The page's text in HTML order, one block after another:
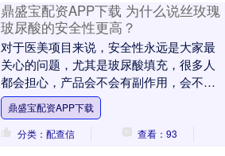
鼎盛宝配资APP下载 为什么说丝玫瑰
玻尿酸的安全性更高？
对于医美项目来说，安全性永远是大家最
关心的问题，尤其是玻尿酸填充，很多人
都会担心，产品会不会有副作用，会不会
有残留，会不会过敏。而丝玫瑰玻尿酸，
之所以能这么受大....
鼎盛宝配资APP下载
分类：配查信
查看：93